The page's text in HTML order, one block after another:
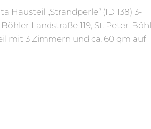
Hausteil „Strandperle“ (ID 138) 3-
Landstraße 119, St. Peter-Böhl
mit 3 Zimmern und ca. 60 qm auf